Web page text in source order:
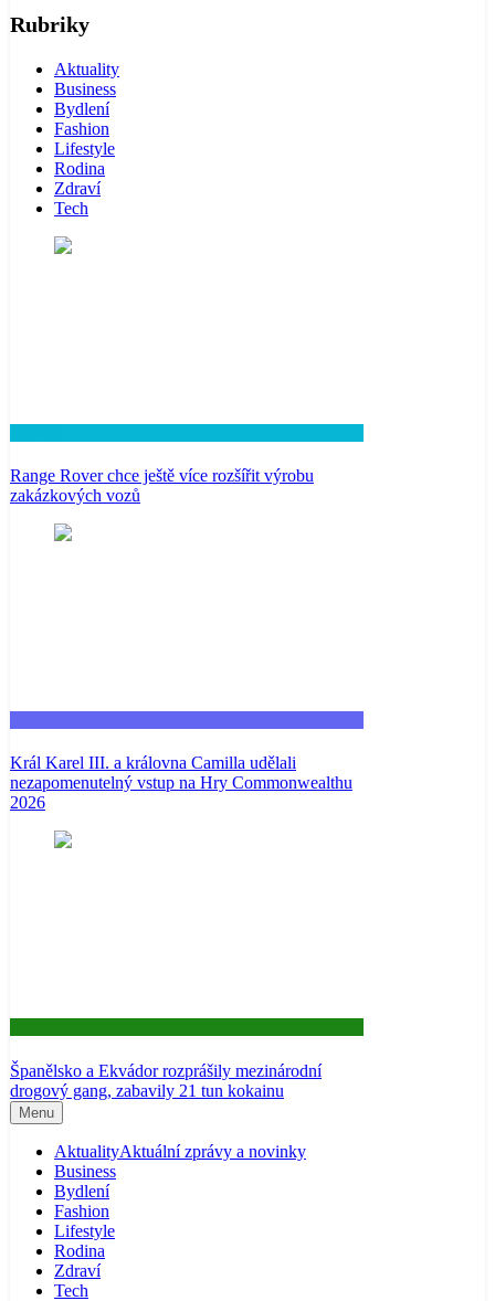
Rubriky
Aktuality
Business
Bydlení
Fashion
Lifestyle
Rodina
Zdraví
Tech
Range Rover chce ještě více rozšířit výrobu
zakázkových vozů
Král Karel III. a královna Camilla udělali
nezapomenutelný vstup na Hry Commonwealthu
2026
Španělsko a Ekvádor rozprášily mezinárodní
drogový gang, zabavily 21 tun kokainu
Menu
AktualityAktuální zprávy a novinky
Business
Bydlení
Fashion
Lifestyle
Rodina
Zdraví
Tech